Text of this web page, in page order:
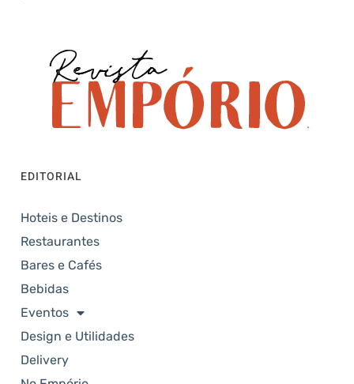
EDITORIAL
Hoteis e Destinos
Restaurantes
Bares e Cafés
Bebidas
Eventos
Design e Utilidades
Delivery